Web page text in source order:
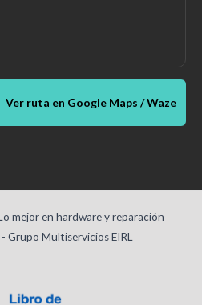
Ver ruta en Google Maps / Waze
mejor en hardware y reparación
Grupo Multiservicios EIRL